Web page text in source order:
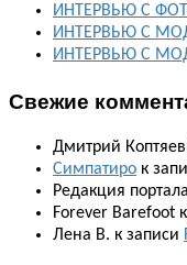
ИНТЕРВЬЮ С
ИНТЕРВЬЮ С
ИНТЕРВЬЮ С
Свежие
Дмитрий
Симпатиро к
Редакция
Forever Barefoot
Лена В. к записи